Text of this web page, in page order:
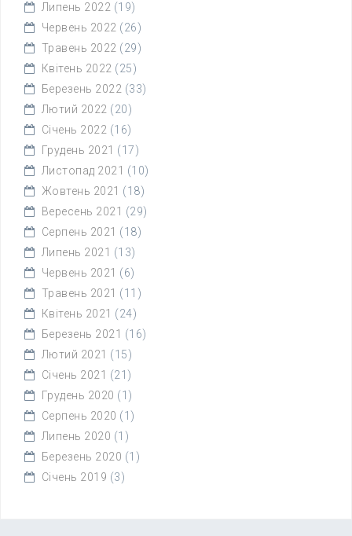
Липень 2022 (19)
Червень 2022 (26)
Травень 2022 (29)
Квітень 2022 (25)
Березень 2022 (33)
Лютий 2022 (20)
Січень 2022 (16)
Грудень 2021 (17)
Листопад 2021 (10)
Жовтень 2021 (18)
Вересень 2021 (29)
Серпень 2021 (18)
Липень 2021 (13)
Червень 2021 (6)
Травень 2021 (11)
Квітень 2021 (24)
Березень 2021 (16)
Лютий 2021 (15)
Січень 2021 (21)
Грудень 2020 (1)
Серпень 2020 (1)
Липень 2020 (1)
Березень 2020 (1)
Січень 2019 (3)